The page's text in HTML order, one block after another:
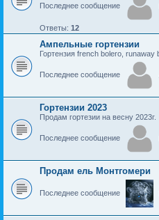
Последнее сообщение
Ответы: 12
Ампельные гортензии
Гортензия french bolero, runaway
Последнее сообщение
Гортензии 2023
Продам гортезии на весну 2023г.
Последнее сообщение
Продам ель Монтгомери
Последнее сообщение